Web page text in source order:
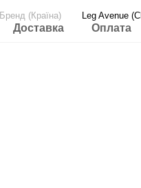
Бренд (Країна) Leg Avenue
Доставка Оплата